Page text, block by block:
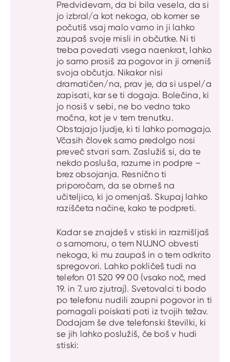
Predvidevam, da bi bila vesela, da si
jo izbral/a kot nekoga, ob komer se
počutiš vsaj malo varno in ji lahko
zaupaš svoje misli in občutke. Ni ti
treba povedati vsega naenkrat, lahko
jo samo prosiš za pogovor in ji omeniš
svoja občutja. Nikakor nisi
dramatičen/na, prav je, da si uspel/a
zapisati, kar se ti dogaja. Bolečina, ki
jo nosiš v sebi, ne bo vedno tako
močna, kot je v tem trenutku.
Obstajajo ljudje, ki ti lahko pomagajo.
Včasih človek samo predolgo nosi
preveč stvari sam. Zaslužiš si, da te
nekdo posluša, razume in podpre –
brez obsojanja. Resnično ti
priporočam, da se obrneš na
učiteljico, ki jo omenjaš. Skupaj lahko
raziščeta načine, kako te podpreti.
Kadar se znajdeš v stiski in razmišljaš
o samomoru, o tem NUJNO obvesti
nekoga, ki mu zaupaš in o tem odkrito
spregovori. Lahko pokličeš tudi na
telefon 01 520 99 00 (vsako noč, med
19. in 7. uro zjutraj). Svetovalci ti bodo
po telefonu nudili zaupni pogovor in ti
pomagali poiskati poti iz tvojih težav.
Dodajam še dve telefonski številki, ki
se jih lahko poslužiš, če boš v hudi
stiski: